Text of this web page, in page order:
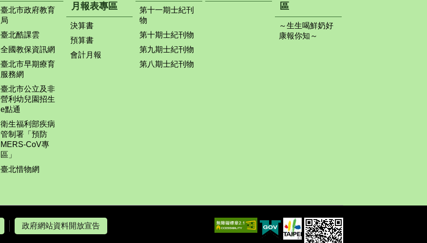
臺北市政府教育
局
臺北酷課雲
全國教保資訊網
臺北市早期療育
服務網
臺北市公立及非
營利幼兒園招生
e點通
衛生福利部疾病
管制署「預防
MERS-CoV專
區」
臺北惜物網
月報表專區
決算書
預算書
會計月報
第十一期士紀刊
物
第十期士紀刊物
第九期士紀刊物
第八期士紀刊物
區
～生生喝鮮奶好
康報你知～
政府網站資料開放宣告